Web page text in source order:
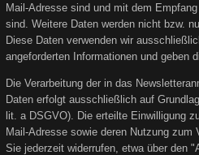
Mail-Adresse sind und mit dem
sind. Weitere Daten werden nicht bzw.
Diese Daten verwenden wir
angeforderten Informationen und geben
Die Verarbeitung der in das
Daten erfolgt ausschließlich auf
lit. a DSGVO). Die erteilte Einwilligung
Mail-Adresse sowie deren Nutzung zum
Sie jederzeit widerrufen, etwa über den